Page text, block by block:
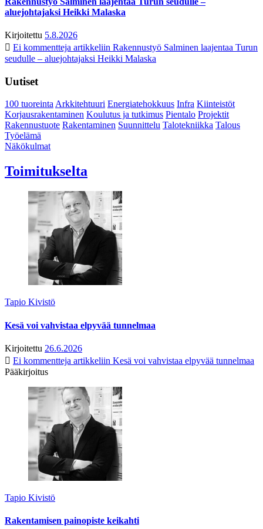
aluejohtajaksi Heikki Malaska
Kirjoitettu 5.8.2026
Ei kommentteja artikkeliin Rakennustyö Salminen laajentaa Turun
seudulle – aluejohtajaksi Heikki Malaska
Uutiset
100 tuoreintaArkkitehtuuri Energiatehokkuus Infra Kiinteistöt
Korjausrakentaminen Koulutus ja tutkimus Pientalo Projektit
Rakennustuote Rakentaminen Suunnittelu Talotekniikka Talous
Työelämä
Näkökulmat
Toimitukselta
Tapio Kivistö
Kesä voi vahvistaa elpyvää tunnelmaa
Kirjoitettu 26.6.2026
Ei kommentteja artikkeliin Kesä voi vahvistaa elpyvää tunnelmaa
Pääkirjoitus
Tapio Kivistö
Rakentamisen painopiste keikahti